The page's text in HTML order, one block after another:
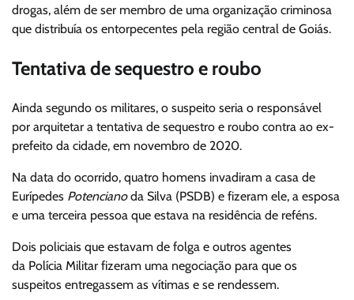
drogas, além de ser membro de uma organização criminosa
que distribuía os entorpecentes pela região central de Goiás.
Tentativa de sequestro e roubo
Ainda segundo os militares, o suspeito seria o responsável
por arquitetar a tentativa de sequestro e roubo contra ao ex-
prefeito da cidade, em novembro de 2020.
Na data do ocorrido, quatro homens invadiram a casa de
Eurípedes Potencianoda Silva (PSDB) e fizeram ele, a esposa
e uma terceira pessoa que estava na residência de reféns.
Dois policiais que estavam de folga e outros agentes
da Polícia Militar fizeram uma negociação para que os
suspeitos entregassem as vítimas e se rendessem.